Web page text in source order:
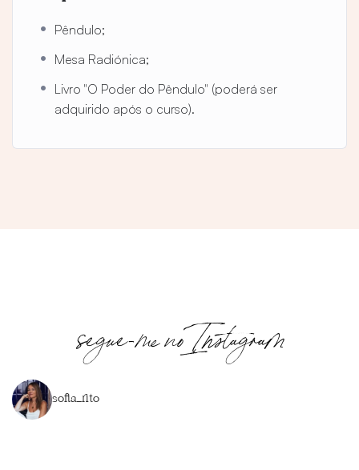
Pêndulo;
Mesa Radiónica;
Livro "O Poder do Pêndulo" (poderá ser
adquirido após o curso).
segue-me no Instagram
sofia_rito